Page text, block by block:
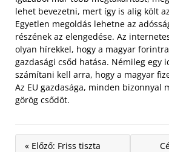
lehet bevezetni, mert így is alig költ
Egyetlen megoldás lehetne az
részének az elengedése. Az
olyan hírekkel, hogy a magyar
gazdasági csőd hatása. Némileg egy
számítani kell arra, hogy a magyar
Az EU gazdasága, minden bizonnyal
görög csődöt.
« Előző: Friss tiszta